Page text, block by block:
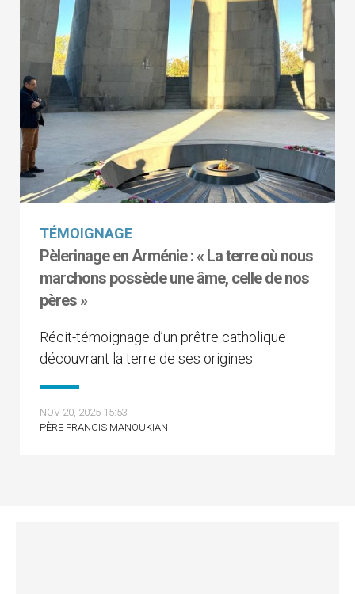
TÉMOIGNAGE
Pèlerinage en Arménie : « La terre où nous
marchons possède une âme, celle de nos
pères »
Récit-témoignage d’un prêtre catholique
découvrant la terre de ses origines
NOV 20, 2025 15:53
PÈRE FRANCIS MANOUKIAN